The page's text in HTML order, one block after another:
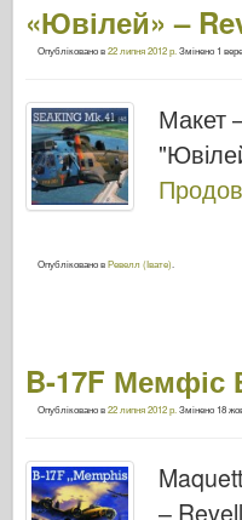
«Ювілей» –
Опубліковано в22 липня 2012 р. Змінено 1
Макет
Опубліковано вРевелл (Івате)
B-17F Мемфіс
Опубліковано в22 липня 2012 р. Змінено 18
–